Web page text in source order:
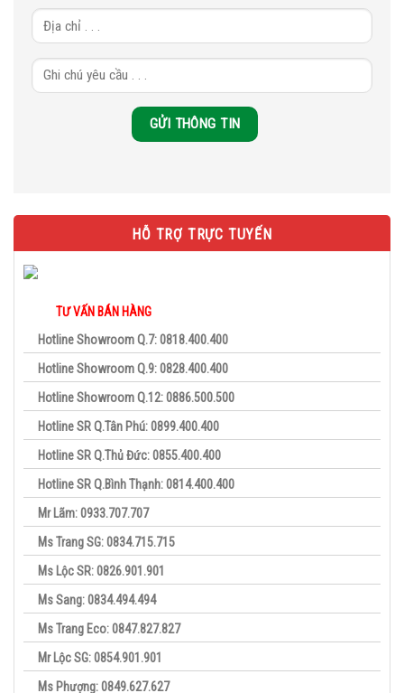
HỖ TRỢ TRỰC TUYẾN
TƯ VẤN BÁN HÀNG
Hotline Showroom Q.7: 0818.400.400
Hotline Showroom Q.9: 0828.400.400
Hotline Showroom Q.12: 0886.500.500
Hotline SR Q.Tân Phú: 0899.400.400
Hotline SR Q.Thủ Đức: 0855.400.400
Hotline SR Q.Bình Thạnh: 0814.400.400
Mr Lãm: 0933.707.707
Ms Trang SG: 0834.715.715
Ms Lộc SR: 0826.901.901
Ms Sang: 0834.494.494
Ms Trang Eco: 0847.827.827
Mr Lộc SG: 0854.901.901
Ms Phượng: 0849.627.627